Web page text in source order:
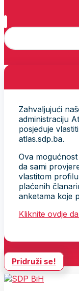
Zahvaljujući
administraciju
posjeduje
atlas.sdp.ba.
Ova
da sami
vlastitom
plaćenih
anketama koje
Kliknite ovdje
Pridruži se!